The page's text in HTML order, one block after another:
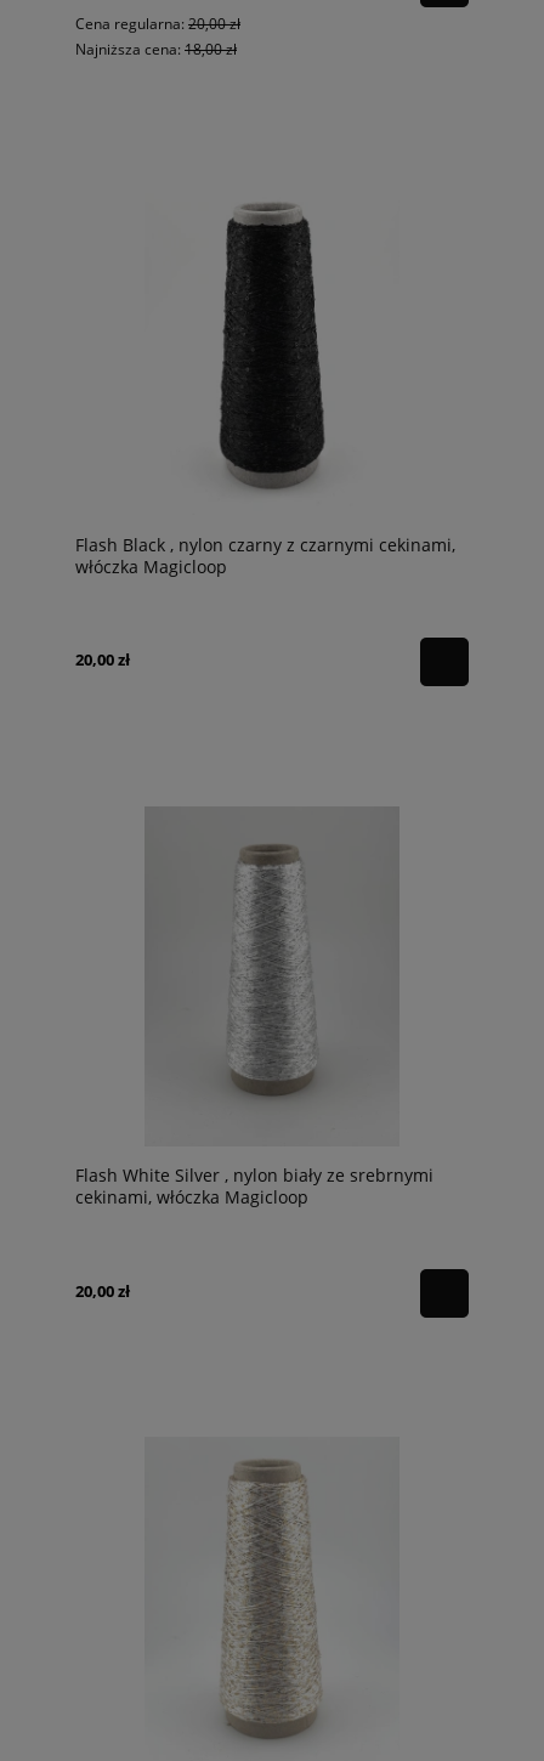
Cena regularna: 20,00 zł
Najniższa cena: 18,00 zł
Flash Black , nylon czarny z czarnymi cekinami,
włóczka Magicloop
20,00 zł
Flash White Silver , nylon biały ze srebrnymi
cekinami, włóczka Magicloop
20,00 zł